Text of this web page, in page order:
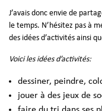
J’avais donc envie de
le temps. N’hésitez pas à
des idées d’activités ainsi
Voici les idées d’activités:
dessiner, peindre,
jouer à des jeux de